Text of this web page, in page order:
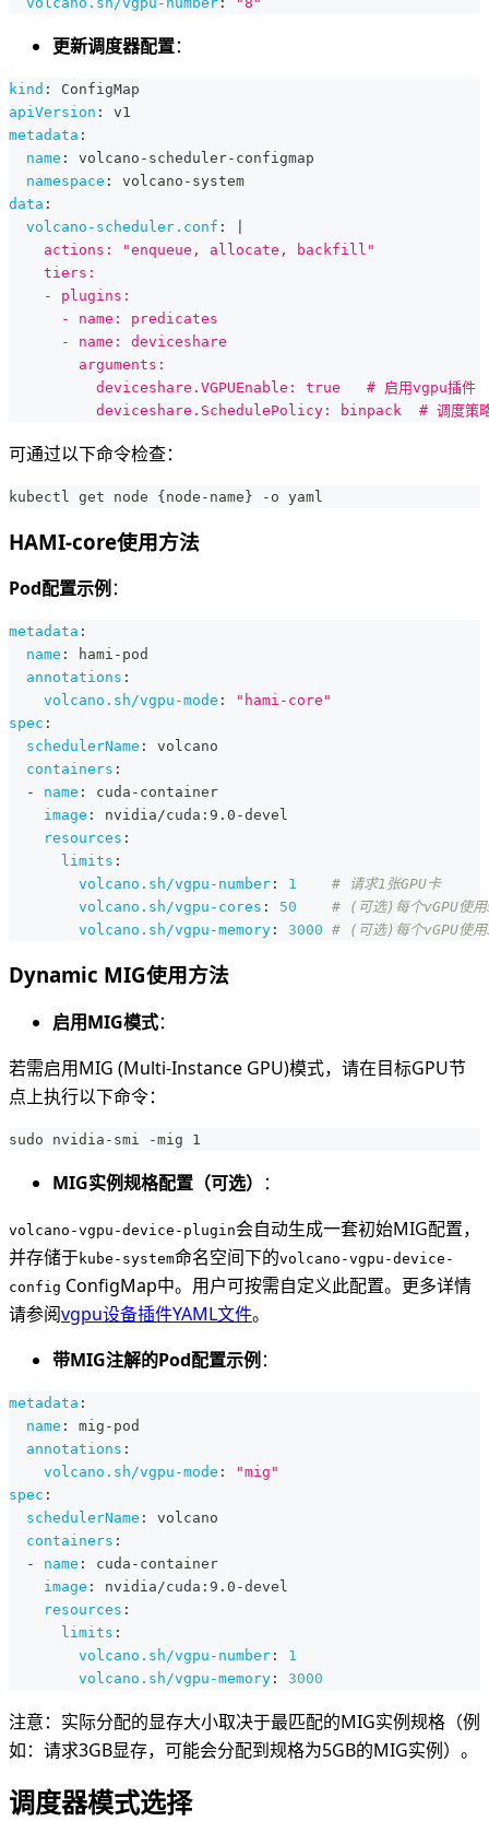
更新调度器配置：
kind :
ConfigMap
apiVersion :
v1
metadata :
name : volcano - scheduler- configmap
namespace : volcano - system
data :
volcano-scheduler.conf :
    actions: "enqueue, allocate, backfill"
    tiers:
    - plugins:
      - name: predicates
      - name: deviceshare
        arguments:
          deviceshare.VGPUEnable: true   # 启用vgpu插件
deviceshare.SchedulePolicy: binpack  # 调度策
可通过以下命令检查：
kubectl get node {node-name} -o yaml
HAMI-core使用方法
Pod配置示例 ：
metadata :
name : hami - pod
annotations :
volcano.sh/vgpu-mode :
"hami-core"
spec :
schedulerName :
volcano
containers :
-
name : cuda - container
image : nvidia/cuda : 9.0 -devel
resources :
limits :
volcano.sh/vgpu-number : 1
# 请求1张GPU卡
volcano.sh/vgpu-cores : 50
# (可选)每个vGPU使用
volcano.sh/vgpu-memory : 3000 # (可选)每个vGPU使用
Dynamic MIG使用方法
启用MIG模式：
若需启用MIG (Multi-Instance GPU)模式，请在目标GPU节
点上执行以下命令：
sudo nvidia-smi -mig 1
MIG实例规格配置（可选） ：
volcano-vgpu-device-plugin会自动生成一套初始MIG配置，
并存储于kube-system命名空间下的volcano-vgpu-device-
config ConfigMap中。用户可按需自定义此配置。更多详情
请参阅vgpu设备插件YAML文件。
带MIG注解的Pod配置示例 ：
metadata :
name : mig - pod
annotations :
volcano.sh/vgpu-mode :
"mig"
spec :
schedulerName :
volcano
containers :
-
name : cuda - container
image : nvidia/cuda : 9.0 -devel
resources :
limits :
volcano.sh/vgpu-number :
1
volcano.sh/vgpu-memory : 3000
注意：实际分配的显存大小取决于最匹配的MIG实例规格（例
如：请求3GB显存，可能会分配到规格为5GB的MIG实例）。
调度器模式选择